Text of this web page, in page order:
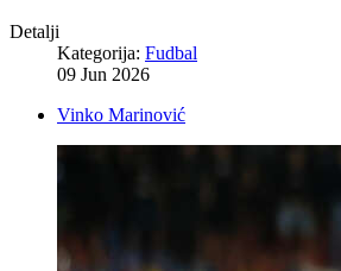
Detalji
Kategorija: Fudbal
09 Jun 2026
Vinko Marinović